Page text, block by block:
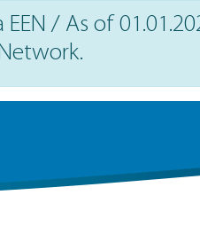
/ As of